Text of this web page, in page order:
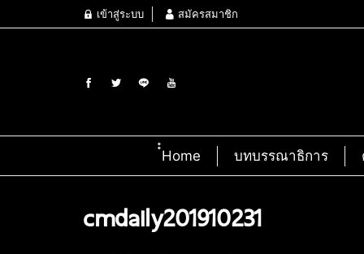
เข้าสู่ระบบ สมัครสมาชิก
๋๋Home บทบรรณาธิการ
cmdaily201910231